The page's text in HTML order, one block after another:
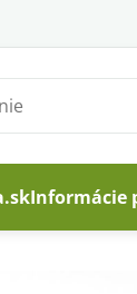
Informácie